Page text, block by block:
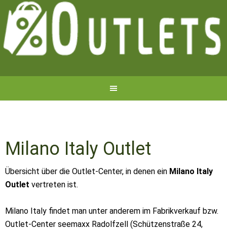
Milano Italy Outlet
Übersicht über die Outlet-Center, in denen ein Milano Italy
Outlet vertreten ist.
Milano Italy findet man unter anderem im Fabrikverkauf bzw.
Outlet-Center seemaxx Radolfzell (Schützenstraße 24,